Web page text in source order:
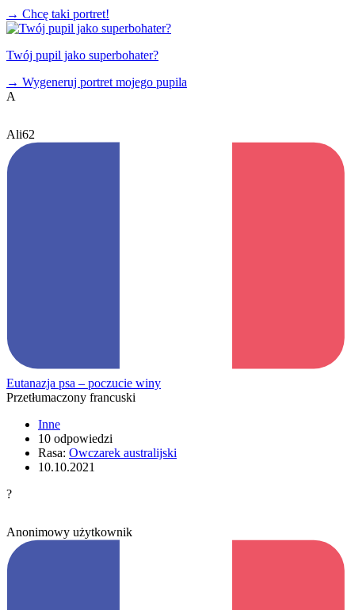
→ Chcę taki portret!
Twój pupil jako superbohater?
→ Wygeneruj portret mojego pupila
A
Ali62
Eutanazja psa – poczucie winy
Przetłumaczony francuski
Inne
10 odpowiedzi
Rasa: Owczarek australijski
10.10.2021
?
Anonimowy użytkownik